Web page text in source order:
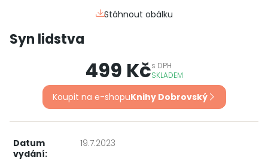
Stáhnout obálku
Syn lidstva
499 Kčs DPH
SKLADEM
Koupit na e-shopuKnihy Dobrovský
Datum
vydání:
19.7.2023